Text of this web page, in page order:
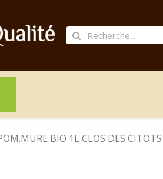
BIO 1L CLOS DES CITOTS